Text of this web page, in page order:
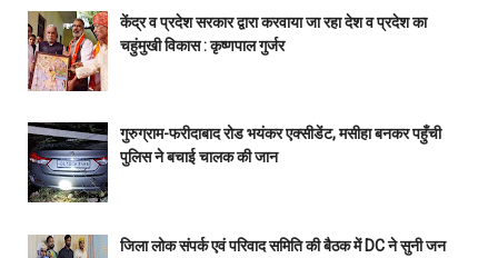
केंद्र व प्रदेश सरकार द्वारा करवाया जा रहा देश व प्रदेश का
चहुंमुखी विकास : कृष्णपाल गुर्जर
गुरुग्राम-फरीदाबाद रोड भयंकर एक्सीडेंट, मसीहा बनकर पहुँची
पुलिस ने बचाई चालक की जान
जिला लोक संपर्क एवं परिवाद समिति की बैठक में DC ने सुनी जन